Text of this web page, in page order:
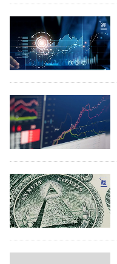
技
職
場
生
時
事
欄
訂
閱
區